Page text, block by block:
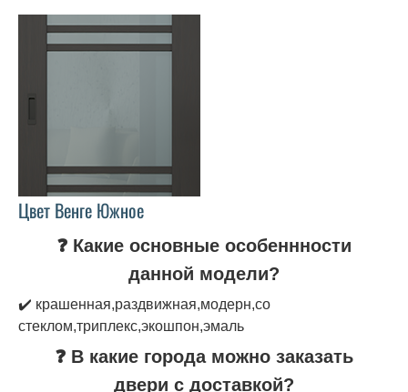
Цвет Венге Южное
❓ Какие основные особеннности
данной модели?
✔️ крашенная,раздвижная,модерн,со
стеклом,триплекс,экошпон,эмаль
❓ В какие города можно заказать
двери с доставкой?